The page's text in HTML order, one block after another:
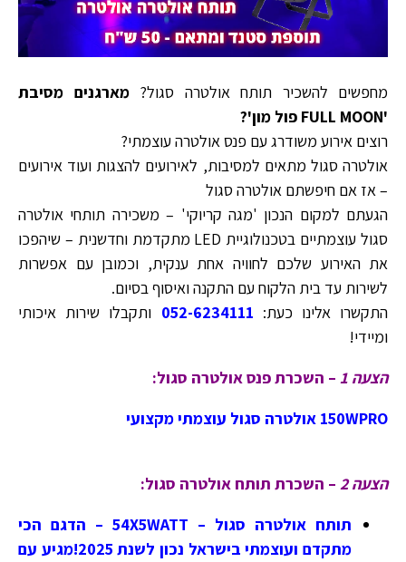
מחפשים להשכיר תותח אולטרה סגול?מארגנים מסיבת
'FULL MOON פול מון'?
רוצים אירוע משודרג עם פנס אולטרה עוצמתי?
אולטרה סגול מתאים למסיבות, לאירועים להצגות ועוד אירועים
– אז אם חיפשתם אולטרה סגול
הגעתם למקום הנכון 'מגה קריוקי' – משכירה תותחי אולטרה
סגול עוצמתיים בטכנולוגיית LED מתקדמת וחדשנית – שיהפכו
את האירוע שלכם לחוויה אחת ענקית, וכמובן עם אפשרות
לשירות עד בית הלקוח עם התקנה ואיסוף בסיום.
התקשרו אלינו כעת: 052-6234111 ותקבלו שירות איכותי
ומיידי!
הצעה 1
– השכרת פנס אולטרה סגול:
150WPRO אולטרה סגול עוצמתי מקצועי
הצעה 2 – השכרת תותח אולטרה סגול:
תותח אולטרה סגול – 54X5WATT – הדגם הכי
מתקדם ועוצמתי בישראל נכון לשנת 2025!מגיע עם